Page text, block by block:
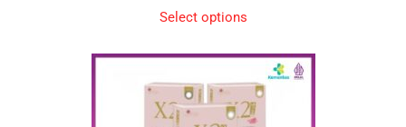
Select options